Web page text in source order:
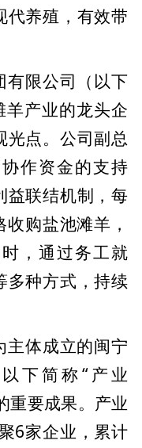
代养殖，有效带
有限公司（以下
羊产业的龙头企
光点。公司副总
作资金的支持
益联结机制，每
购盐池滩羊，
，通过务工就
多种方式，持续
主体成立的闽宁
下简称“产业
重要成果。产业
6家企业，累计